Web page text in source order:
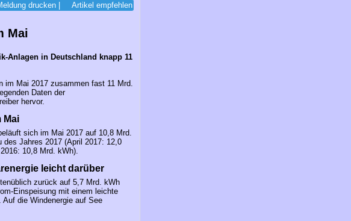
drucken Artikel empfehlen
Mai
Anlagen in Deutschland knapp 11
im Mai 2017 zusammen fast 11 Mrd.
Daten der
hervor.
Mai
sich im Mai 2017 auf 10,8 Mrd.
Jahres 2017 (April 2017: 12,0
10,8 Mrd. kWh).
leicht darüber
zurück auf 5,7 Mrd. kWh
Einspeisung mit einem leichte
die Windenergie auf See